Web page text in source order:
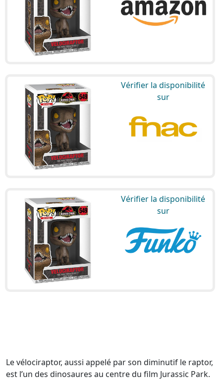
Vérifier la disponibilité
sur
Vérifier la disponibilité
sur
Le vélociraptor, aussi appelé par son diminutif le raptor,
est l’un des dinosaures au centre du film Jurassic Park.